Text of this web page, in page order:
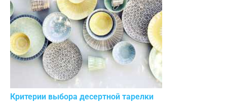
Критерии выбора десертной тарелки